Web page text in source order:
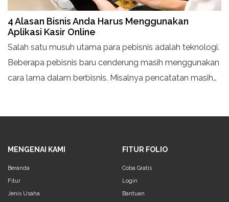
4 Alasan Bisnis Anda Harus Menggunakan
Aplikasi Kasir Online
Salah satu musuh utama para pebisnis adalah teknologi.
Beberapa pebisnis baru cenderung masih menggunakan
cara lama dalam berbisnis. Misalnya pencatatan masih
adanya keunggulan dalam penggunaan teknologi.
MENGENAI KAMI
Beranda
Fitur
Jenis Usaha
FITUR FOLIO
Coba Gratis
Login
Bantuan